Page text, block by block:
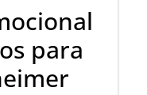
para